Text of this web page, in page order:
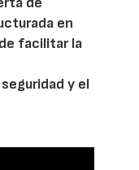
en
facilitar la
y el